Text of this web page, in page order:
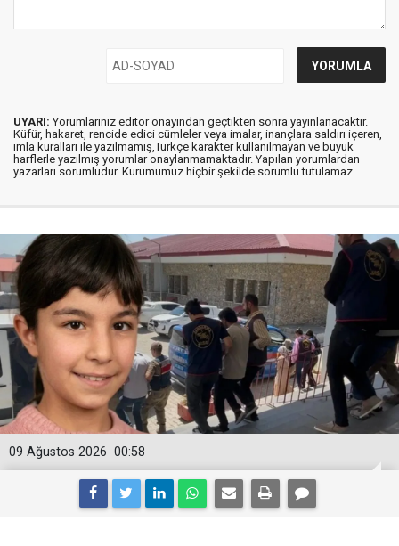
UYARI: Yorumlarınız editör onayından geçtikten sonra yayınlanacaktır.
Küfür, hakaret, rencide edici cümleler veya imalar, inançlara saldırı içeren,
imla kuralları ile yazılmamış,Türkçe karakter kullanılmayan ve büyük
harflerle yazılmış yorumlar onaylanmamaktadır. Yapılan yorumlardan
yazarları sorumludur. Kurumumuz hiçbir şekilde sorumlu tutulamaz.
00:58
09 Ağustos 2026